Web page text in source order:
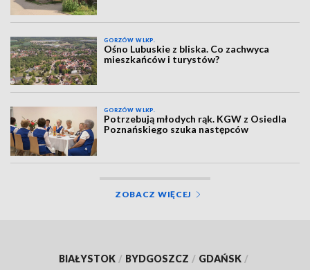
GORZÓW WLKP.
Ośno Lubuskie z bliska. Co zachwyca
mieszkańców i turystów?
GORZÓW WLKP.
Potrzebują młodych rąk. KGW z Osiedla
Poznańskiego szuka następców
ZOBACZ WIĘCEJ
BIAŁYSTOK / BYDGOSZCZ / GDAŃSK /